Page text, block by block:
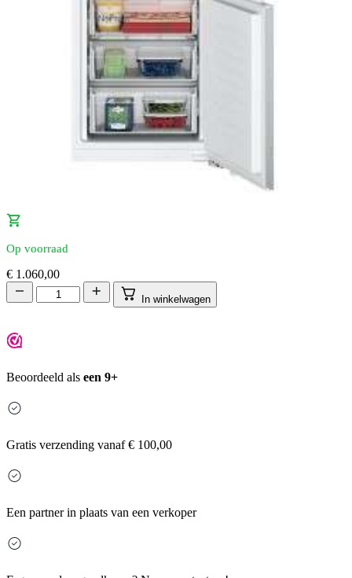
Op voorraad
€ 1.060,00
In winkelwagen
Beoordeeld als een 9+
Gratis verzending vanaf € 100,00
Een partner in plaats van een verkoper